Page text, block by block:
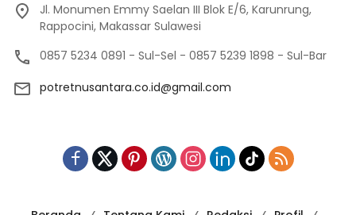
Jl. Monumen Emmy Saelan III Blok E/6, Karunrung,
Rappocini, Makassar Sulawesi
0857 5234 0891 - Sul-Sel - 0857 5239 1898 - Sul-Bar
potretnusantara.co.id@gmail.com